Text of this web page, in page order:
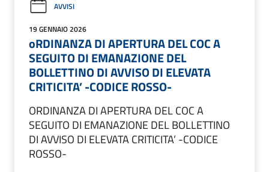
AVVISI
19 GENNAIO 2026
oRDINANZA DI APERTURA DEL COC A
SEGUITO DI EMANAZIONE DEL
BOLLETTINO DI AVVISO DI ELEVATA
CRITICITA’ -CODICE ROSSO-
ORDINANZA DI APERTURA DEL COC A
SEGUITO DI EMANAZIONE DEL BOLLETTINO
DI AVVISO DI ELEVATA CRITICITA’ -CODICE
ROSSO-